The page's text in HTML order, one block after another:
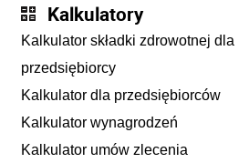
Kalkulatory
Kalkulator składki zdrowotnej dla
przedsiębiorcy
Kalkulator dla przedsiębiorców
Kalkulator wynagrodzeń
Kalkulator umów zlecenia